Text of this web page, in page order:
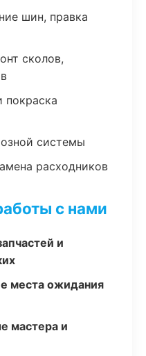
шин, правка
сколов,
покраска
системы
расходников
с нами
и
места ожидания
мастера и